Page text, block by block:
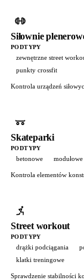
Siłownie
PODTYPY
zewnętrzne street
punkty crossfit
Kontrola urządzeń
Skateparki
PODTYPY
betonowe modułowe
Kontrola elementów
Street workout
PODTYPY
drążki podciągania
klatki treningowe
Sprawdzenie stabilności